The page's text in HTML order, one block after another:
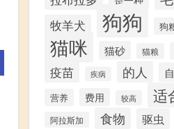
牧羊犬 狗狗 狗
猫咪 猫砂 猫粮
疫苗 疾病 的人
营养 费用 较高 适
阿拉斯加 食物 驱虫